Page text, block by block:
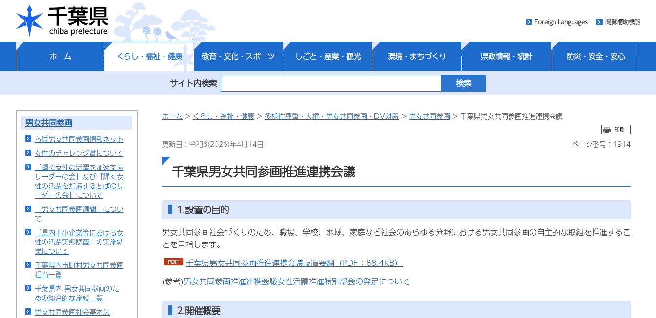
千葉県
Foreign Languages 閲覧補助機能
ホーム くらし・福祉・健康 教育・文化・スポーツ しごと・産業・観光 環境・まちづくり 県政情報・統計 防災・安全・安心
サイト内検索
男女共同参画
ちば男女共同参画情報ネット
女性のチャレンジ賞について
「輝く女性の活躍を加速する
リーダーの会」及び「輝く女
性の活躍を加速するちばのリ
ーダーの会」について
「男女共同参画週間」につい
て
「県内中小企業等における女
性の活躍実態調査」の実施結
果について
千葉県内市町村男女共同参画
担当一覧
千葉県内 男女共同参画のた
めの総合的な施設一覧
男女共同参画社会基本法
ホーム > くらし・福祉・健康 > 多様性尊重・人権・男女共同参画・DV対策 > 男女共同参画 > 千葉県男女共同参画推進連携会議
更新日：令和8(2026)年4月14日 ページ番号：1914
千葉県男女共同参画推進連携会議
1.設置の目的
男女共同参画社会づくりのため、職場、学校、地域、家庭など社会のあらゆる分野における男女共同参画の自主的な取組を推進するこ
とを目指します。
千葉県男女共同参画推進連携会議設置要綱（PDF：88.4KB）
(参考)男女共同参画推進連携会議女性活躍推進特別部会の発足について
2.開催概要